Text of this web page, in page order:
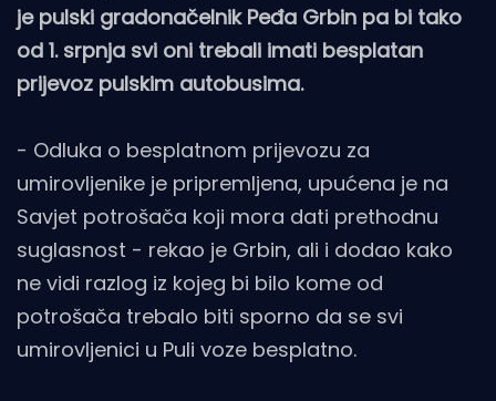
je pulski gradonačelnik Peđa Grbin pa bi tako
od 1. srpnja svi oni trebali imati besplatan
prijevoz pulskim autobusima.
- Odluka o besplatnom prijevozu za
umirovljenike je pripremljena, upućena je na
Savjet potrošača koji mora dati prethodnu
suglasnost - rekao je Grbin, ali i dodao kako
ne vidi razlog iz kojeg bi bilo kome od
potrošača trebalo biti sporno da se svi
umirovljenici u Puli voze besplatno.